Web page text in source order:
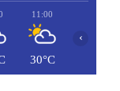
11:00
30°C
›